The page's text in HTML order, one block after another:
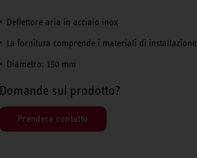
Deflettore aria in acciaio inox
La fornitura comprende i materiali di installazione
Diametro: 150 mm
Domande sul prodotto?
Prendere contatto